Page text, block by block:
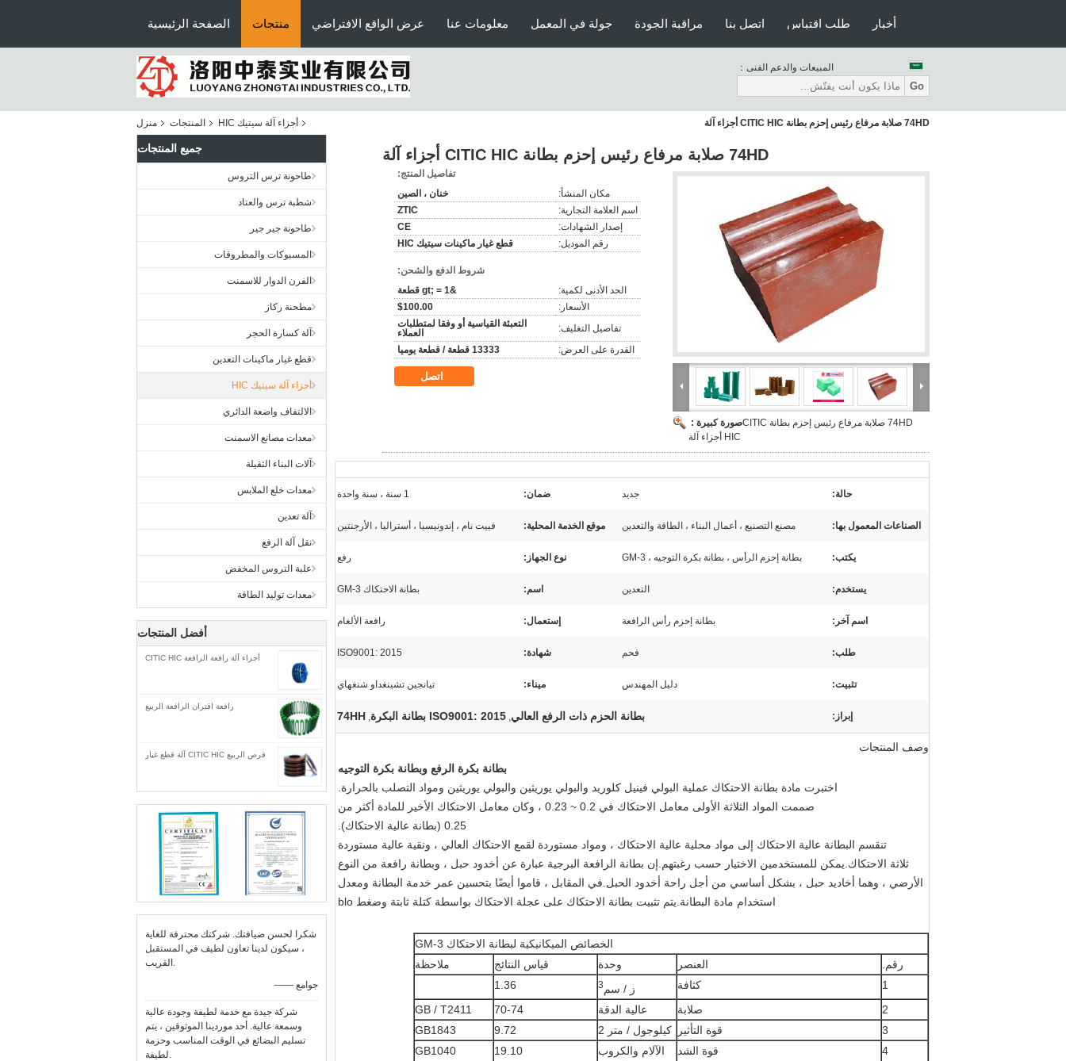
الصفحة الرئيسية منتجات عرض الواقع الافتراضي معلومات عنا جولة في المعمل مراقبة الجودة اتصل بنا طلب اقتباس أخبار
المبيعات والدعم الفنى：
Go
منزل المنتجات أجزاء آلة سيتيك HIC 74HD صلابة مرفاع رئيس إحزم بطانة CITIC HIC أجزاء آلة
جميع المنتجات
طاحونة ترس التروس
شطبة ترس والعتاد
طاحونة جير جير
المسبوكات والمطروقات
الفرن الدوار للاسمنت
مطحنة ركاز
آلة كسارة الحجر
قطع غيار ماكينات التعدين
أجزاء آلة سيتيك HIC
الالتفاف واضعة الدائري
معدات مصانع الاسمنت
آلات البناء الثقيلة
معدات خلع الملابس
آلة تعدين
نقل آلة الرفع
علبة التروس المخفض
معدات توليد الطاقة
أفضل المنتجات
أجزاء آلة رافعة الرافعة CITIC HIC
رافعة اقتران الرافعة الربيع
قرص الربيع CITIC HIC آلة قطع غيار
شكرا لحسن ضيافتك. شركتك محترفة للغاية
، سيكون لدينا تعاون لطيف في المستقبل
القريب.
—— جوامع
شركة جيدة مع خدمة لطيفة وجودة عالية
وسمعة عالية. أحد موردينا الموثوقين ، يتم
تسليم البضائع في الوقت المناسب وحزمة
لطيفة.
74HD صلابة مرفاع رئيس إحزم بطانة CITIC HIC أجزاء آلة
صورة كبيرة :74HD صلابة مرفاع رئيس إحزم بطانة CITIC
HIC أجزاء آلة
تفاصيل المنتج:
مكان المنشأ:
خنان ، الصين
اسم العلامة التجارية:
ZTIC
إصدار الشهادات:
CE
رقم الموديل:
قطع غيار ماكينات سيتيك HIC
شروط الدفع والشحن:
الحد الأدنى لكمية:
&gt; = 1 قطعة
الأسعار:
$100.00
تفاصيل التغليف:
التعبئة القياسية أو وفقا لمتطلبات
العملاء
القدرة على العرض:
13333 قطعة / قطعة يوميا
اتصل
حالة: جديد ضمان: 1 سنة ، سنة واحدة
الصناعات المعمول بها: مصنع التصنيع ، أعمال البناء ، الطاقة والتعدين موقع الخدمة المحلية: فييت نام ، إندونيسيا ، أستراليا ، الأرجنتين
يكتب: بطانة إحزم الرأس ، بطانة بكرة التوجيه ، GM-3 نوع الجهاز: رفع
يستخدم: التعدين اسم: بطانة الاحتكاك GM-3
اسم آخر: بطانة إحزم رأس الرافعة إستعمال: رافعة الألغام
طلب: فحم شهادة: ISO9001: 2015
تثبيت: دليل المهندس ميناء: تيانجين تشينغداو شنغهاي
إبراز: بطانة الحزم ذات الرفع العالي, ISO9001: 2015 بطانة البكرة ,
74HH
وصف المنتجات
بطانة بكرة الرفع وبطانة بكرة التوجيه
اختبرت مادة بطانة الاحتكاك عملية البولي فينيل كلوريد والبولي يوريثين والبولي يوريثين ومواد التصلب بالحرارة.
صممت المواد الثلاثة الأولى معامل الاحتكاك في 0.2 ~ 0.23 ، وكان معامل الاحتكاك الأخير للمادة أكثر من
0.25 (بطانة عالية الاحتكاك).
تنقسم البطانة عالية الاحتكاك إلى مواد محلية عالية الاحتكاك ، ومواد مستوردة لقمع الاحتكاك العالي ، ونقية عالية مستوردة
ثلاثة الاحتكاك.يمكن للمستخدمين الاختيار حسب رغبتهم.إن بطانة الرافعة البرجية عبارة عن أخدود حبل ، وبطانة رافعة من النوع
الأرضي ، وهما أخاديد حبل ، بشكل أساسي من أجل راحة أخدود الحبل.في المقابل ، قاموا أيضًا بتحسين عمر خدمة البطانة ومعدل
استخدام مادة البطانة.يتم تثبيت بطانة الاحتكاك على عجلة الاحتكاك بواسطة كتلة ثابتة وضغط blo
الخصائص الميكانيكية لبطانة الاحتكاك GM-3
رقم.
العنصر وحدة قياس النتائج
ملاحظة
1
كثافة ز / سم 3
1.36
2
صلابة عالية الدقة 70-74
GB / T2411
3
قوة التأثير كيلوجول / متر 2 9.72
GB1843
4
قوة الشد
الآلام والكروب
19.10
GB1040